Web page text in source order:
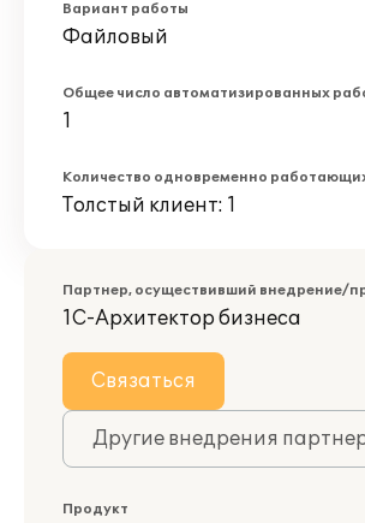
Вариант работы
Файловый
Общее число автоматизированных
1
Количество одновременно
Толстый клиент: 1
Партнер, осуществивший внедрение/
1С-Архитектор бизнеса
Связаться
Другие внедрения
Продукт